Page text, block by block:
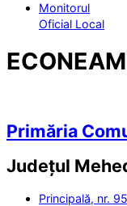
Monitorul
Oficial Local
Primăria
Județul
Principală, nr.